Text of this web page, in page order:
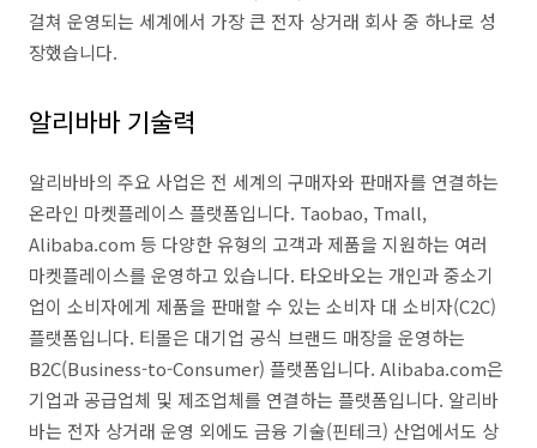
걸쳐 운영되는 세계에서 가장 큰 전자 상거래 회사 중 하나로 성
장했습니다.
알리바바 기술력
알리바바의 주요 사업은 전 세계의 구매자와 판매자를 연결하는
온라인 마켓플레이스 플랫폼입니다. Taobao, Tmall,
Alibaba.com 등 다양한 유형의 고객과 제품을 지원하는 여러
마켓플레이스를 운영하고 있습니다. 타오바오는 개인과 중소기
업이 소비자에게 제품을 판매할 수 있는 소비자 대 소비자(C2C)
플랫폼입니다. 티몰은 대기업 공식 브랜드 매장을 운영하는
B2C(Business-to-Consumer) 플랫폼입니다. Alibaba.com은
기업과 공급업체 및 제조업체를 연결하는 플랫폼입니다. 알리바
바는 전자 상거래 운영 외에도 금융 기술(핀테크) 산업에서도 상